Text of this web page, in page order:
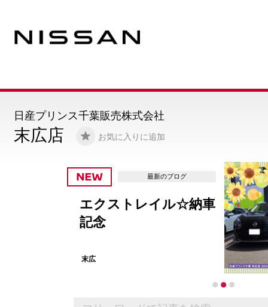
末広店 お気に入りに追加
日産プリンス千葉販売株式会社
最新のブログ
エクストレイル☆納車
記念
末広